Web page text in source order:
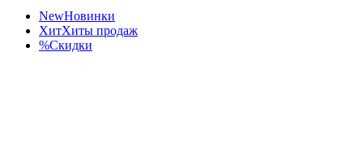
NewНовинки
ХитХиты продаж
%Скидки